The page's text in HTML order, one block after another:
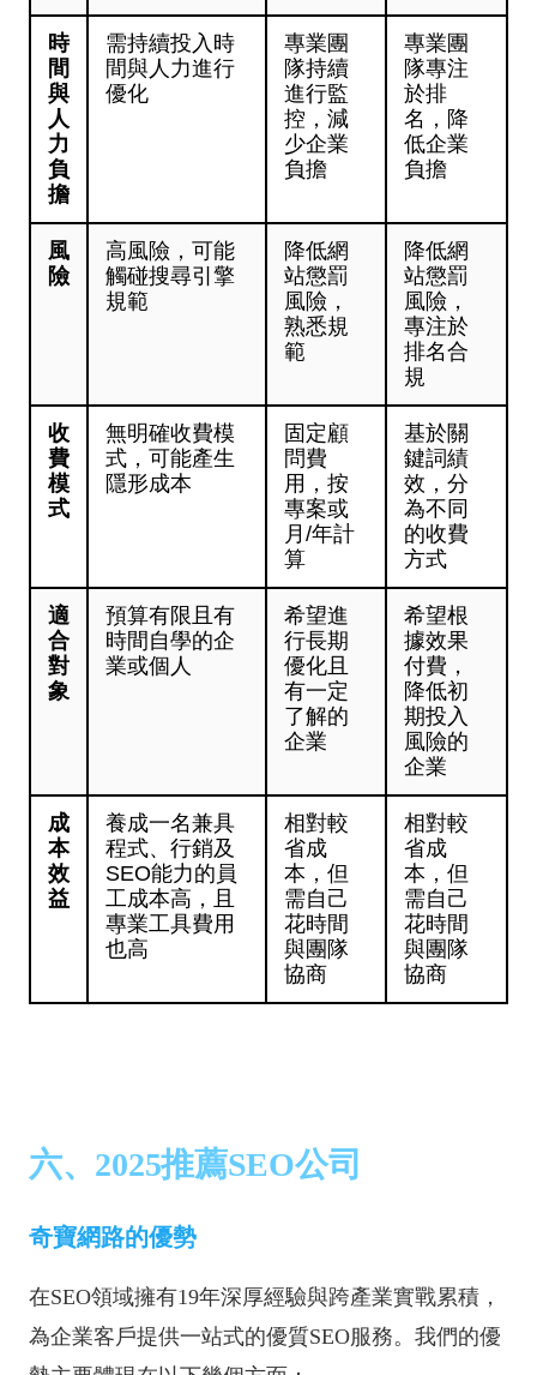
時
間
與
人
力
負
擔
需持續投入時
間與人力進行
優化
專業團
隊持續
進行監
控，減
少企業
負擔
專業團
隊專注
於排
名，降
低企業
負擔
風
險
高風險，可能
觸碰搜尋引擎
規範
降低網
站懲罰
風險，
熟悉規
範
降低網
站懲罰
風險，
專注於
排名合
規
收
費
模
式
無明確收費模
式，可能產生
隱形成本
固定顧
問費
用，按
專案或
月/年計
算
基於關
鍵詞績
效，分
為不同
的收費
方式
適
合
對
象
預算有限且有
時間自學的企
業或個人
希望進
行長期
優化且
有一定
了解的
企業
希望根
據效果
付費，
降低初
期投入
風險的
企業
成
本
效
益
養成一名兼具
程式、行銷及
SEO能力的員
工成本高，且
專業工具費用
也高
相對較
省成
本，但
需自己
花時間
與團隊
協商
相對較
省成
本，但
需自己
花時間
與團隊
協商
六、2025推薦SEO公司
奇寶網路的優勢
在SEO領域擁有19年深厚經驗與跨產業實戰累積，
為企業客戶提供一站式的優質SEO服務。我們的優